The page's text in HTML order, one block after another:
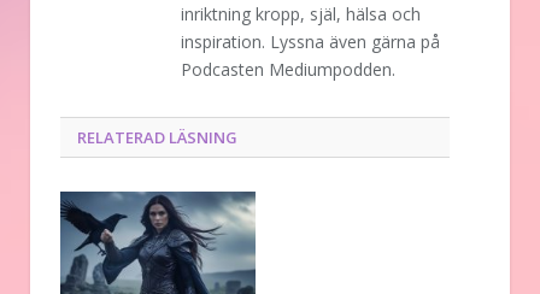
inriktning kropp, själ, hälsa och
inspiration. Lyssna även gärna på
Podcasten Mediumpodden.
RELATERAD LÄSNING